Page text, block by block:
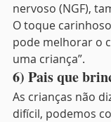
nervoso (NGF),
O toque
pode melhorar o
uma criança”.
6) Pais que
As crianças não
difícil, podemos